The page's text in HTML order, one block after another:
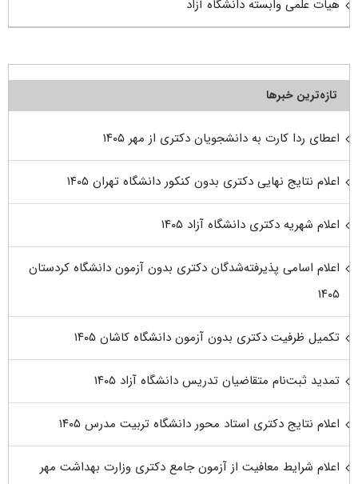
هیات علمی وابسته دانشگاه آزاد
تازه‌ترین خبرها
اعطای ردا کارت به دانشجویان دکتری از مهر ۱۴۰۵
اعلام نتایج نهایی دکتری بدون کنکور دانشگاه تهران ۱۴۰۵
اعلام شهریه دکتری دانشگاه آزاد ۱۴۰۵
اعلام اسامی پذیرفته‌شدگان دکتری بدون آزمون دانشگاه کردستان
۱۴۰۵
تکمیل ظرفیت دکتری بدون آزمون دانشگاه کاشان ۱۴۰۵
تمدید ثبت‌نام متقاضیان تدریس دانشگاه آزاد ۱۴۰۵
اعلام نتایج دکتری استاد محور دانشگاه تربیت مدرس ۱۴۰۵
اعلام شرایط معافیت از آزمون جامع دکتری وزارت بهداشت مهر